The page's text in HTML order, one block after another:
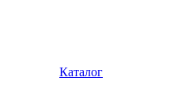
Каталог